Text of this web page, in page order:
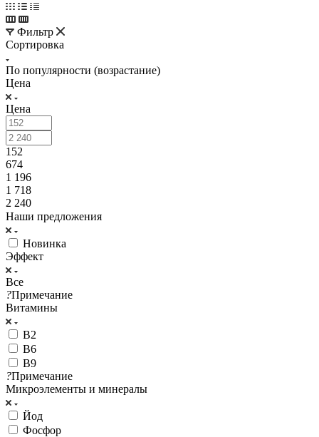
Фильтр
Сортировка
По популярности (возрастание)
Цена
Цена
152
674
1 196
1 718
2 240
Наши предложения
Новинка
Эффект
Все
?Примечание
Витамины
B2
B6
B9
?Примечание
Микроэлементы и минералы
Йод
Фосфор